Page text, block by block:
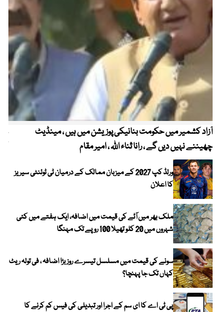
آزاد کشمیر میں حکومت بنانیکی پوزیشن میں ہیں ، مینڈیٹ
چھیننے نہیں دیں گے ، رانا ثناء اللہ ، امیر مقام
ورلڈ کپ 2027 کے میزبان ممالک کے درمیان ٹی ٹوئنٹی سیریز
کا اعلان
ملک بھر میں آٹے کی قیمت میں اضافہ، ایک ہفتے میں کئی
شہروں میں 20 کلو تھیلا 100 روپے تک مہنگا
سونے کی قیمت میں مسلسل تیسرے روز بڑا اضافہ ، فی تولہ ریٹ
کہاں تک جا پہنچا؟
پی ٹی اے کا ای سم کے اجرا اور تبدیلی کی فیس کم کرنے کا